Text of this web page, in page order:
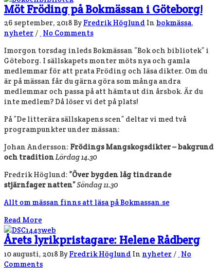
Möt Fröding på Bokmässan i Göteborg!
26 september, 2018 By Fredrik Höglund In bokmässa,
nyheter / No Comments
Imorgon torsdag inleds Bokmässan ”Bok och bibliotek” i
Göteborg. I sällskapets monter möts nya och gamla
medlemmar för att prata Fröding och läsa dikter. Om du
är på mässan får du gärna göra som många andra
medlemmar och passa på att hämta ut din årsbok. Är du
inte medlem? Då löser vi det på plats!
På ”De litterära sällskapens scen” deltar vi med två
programpunkter under mässan:
Johan Andersson: Frödings Mangskogsdikter – bakgrund
och traditionLördag 14.30
Fredrik Höglund: ”Över bygden låg tindrande
stjärnfager natten”Söndag 11.30
Allt om mässan finns att läsa på Bokmassan.se
Read More
Årets lyrikpristagare: Helene Rådberg
10 augusti, 2018 By Fredrik Höglund In nyheter / No
Comments